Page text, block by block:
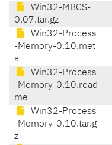
Win32-MBCS-
0.07.tar.gz
Win32-Process
-Memory-0.10.met
a
Win32-Process
-Memory-0.10.read
me
Win32-Process
-Memory-0.10.tar.g
z